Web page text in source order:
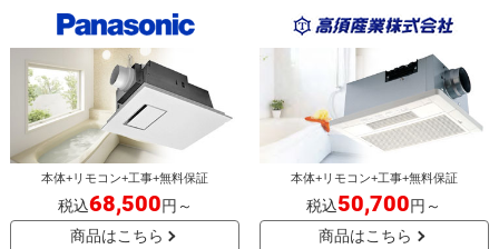
本体+リモコン+工事+無料保証
税込68,500円～
商品はこちら
本体+リモコン+工事+無料保証
税込50,700円～
商品はこちら